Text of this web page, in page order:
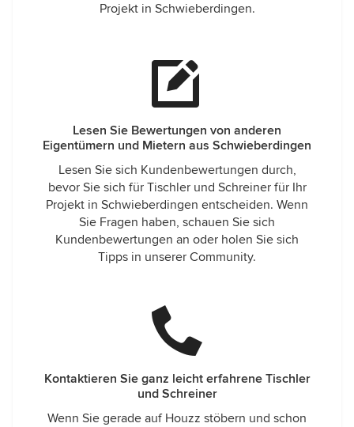
Projekt in Schwieberdingen.
Lesen Sie Bewertungen von anderen
Eigentümern und Mietern aus Schwieberdingen
Lesen Sie sich Kundenbewertungen durch,
bevor Sie sich für Tischler und Schreiner für Ihr
Projekt in Schwieberdingen entscheiden. Wenn
Sie Fragen haben, schauen Sie sich
Kundenbewertungen an oder holen Sie sich
Tipps in unserer Community.
Kontaktieren Sie ganz leicht erfahrene Tischler
und Schreiner
Wenn Sie gerade auf Houzz stöbern und schon